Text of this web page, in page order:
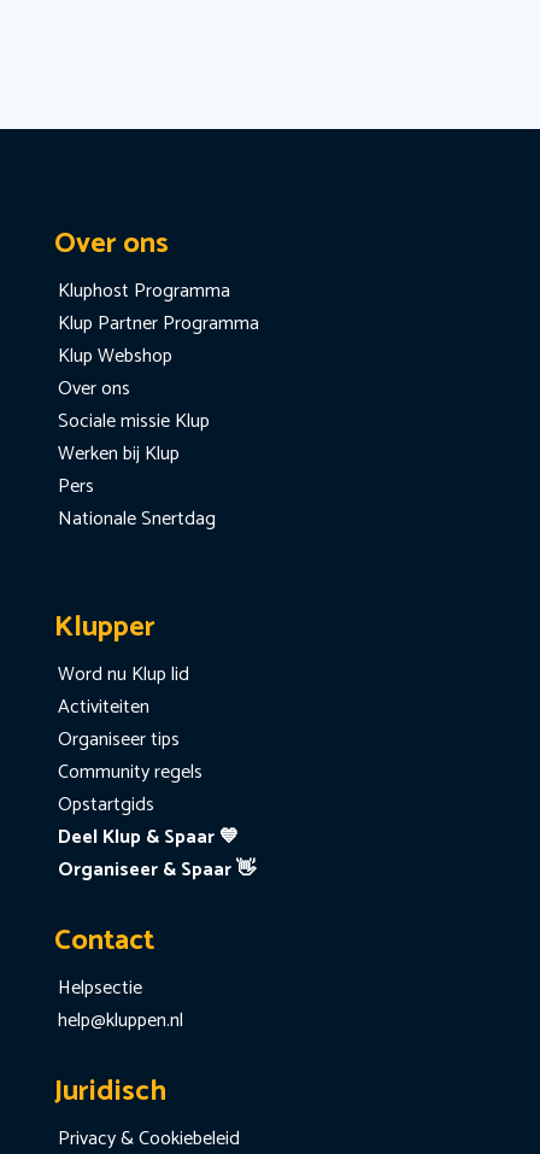
Over ons
Kluphost Programma
Klup Partner Programma
Klup Webshop
Over ons
Sociale missie Klup
Werken bij Klup
Pers
Nationale Snertdag
Klupper
Word nu Klup lid
Activiteiten
Organiseer tips
Community regels
Opstartgids
Deel Klup & Spaar 💙
Organiseer & Spaar 👋
Contact
Helpsectie
help@kluppen.nl
Juridisch
Privacy & Cookiebeleid